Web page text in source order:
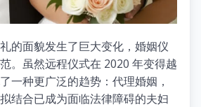
的面貌发生了巨大变化，婚姻仪
。虽然远程仪式在 2020 年变得越
一种更广泛的趋势：代理婚姻，
结合已成为面临法律障碍的夫妇